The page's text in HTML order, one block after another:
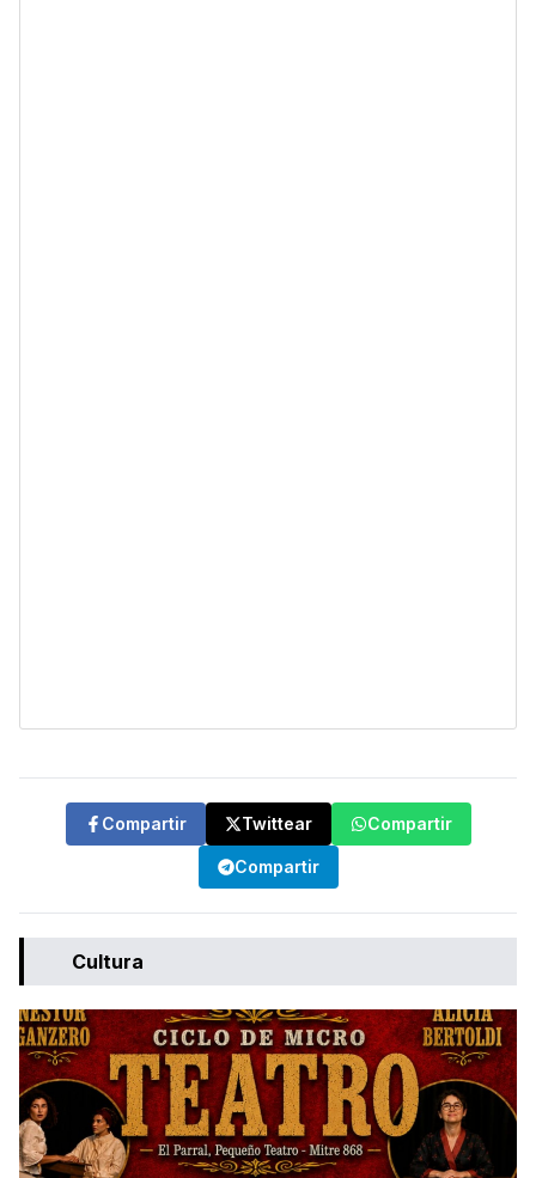
Compartir Twittear Compartir
Compartir
Cultura